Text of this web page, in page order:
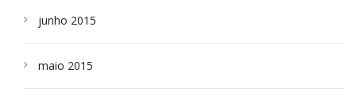
junho 2015
maio 2015